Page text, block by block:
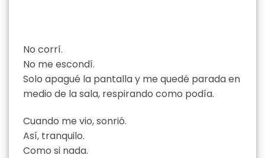
No corrí.
No me escondí.
Solo apagué la pantalla y me quedé parada en
medio de la sala, respirando como podía.
Cuando me vio, sonrió.
Así, tranquilo.
Como si nada.